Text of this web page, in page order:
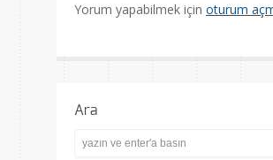
Yorum yapabilmek için oturum
Ara